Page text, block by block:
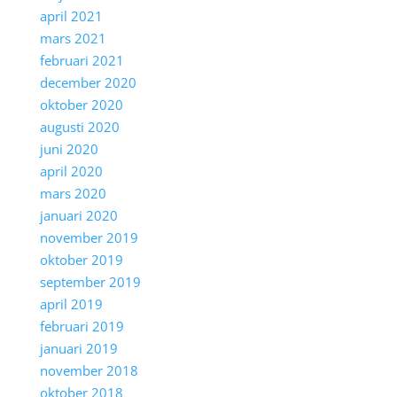
april 2021
mars 2021
februari 2021
december 2020
oktober 2020
augusti 2020
juni 2020
april 2020
mars 2020
januari 2020
november 2019
oktober 2019
september 2019
april 2019
februari 2019
januari 2019
november 2018
oktober 2018